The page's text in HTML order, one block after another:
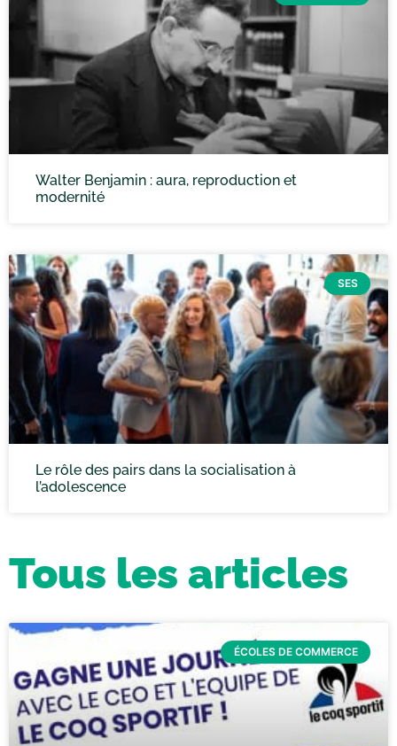
Walter Benjamin : aura, reproduction et
modernité
SES
Le rôle des pairs dans la socialisation à
l’adolescence
Tous les articles
ÉCOLES DE COMMERCE